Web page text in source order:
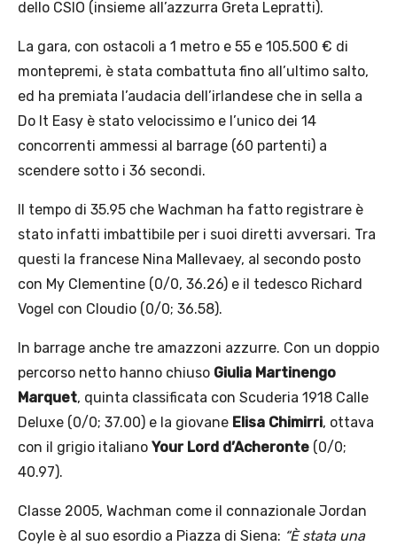
dello CSIO (insieme all’azzurra Greta Lepratti).
La gara, con ostacoli a 1 metro e 55 e 105.500 € di
montepremi, è stata combattuta fino all’ultimo salto,
ed ha premiata l’audacia dell’irlandese che in sella a
Do It Easy è stato velocissimo e l’unico dei 14
concorrenti ammessi al barrage (60 partenti) a
scendere sotto i 36 secondi.
Il tempo di 35.95 che Wachman ha fatto registrare è
stato infatti imbattibile per i suoi diretti avversari. Tra
questi la francese Nina Mallevaey, al secondo posto
con My Clementine (0/0, 36.26) e il tedesco Richard
Vogel con Cloudio (0/0; 36.58).
In barrage anche tre amazzoni azzurre. Con un doppio
percorso netto hanno chiuso Giulia Martinengo
Marquet, quinta classificata con Scuderia 1918 Calle
Deluxe (0/0; 37.00) e la giovane Elisa Chimirri, ottava
con il grigio italiano Your Lord d’Acheronte (0/0;
40.97).
Classe 2005, Wachman come il connazionale Jordan
Coyle è al suo esordio a Piazza di Siena: “È stata una